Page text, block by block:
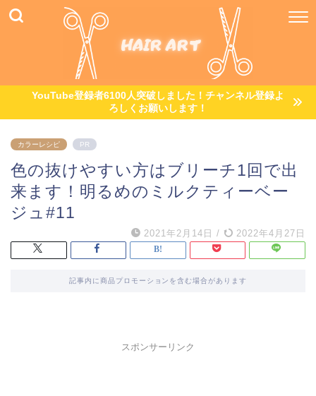
YouTube登録者6100人突破しました！チャンネル登録よ
ろしくお願いします！
カラーレシピ PR
色の抜けやすい方はブリーチ1回で出
来ます！明るめのミルクティーベー
ジュ#11
2021年2月14日 / 2022年4月27日
記事内に商品プロモーションを含む場合があります
スポンサーリンク